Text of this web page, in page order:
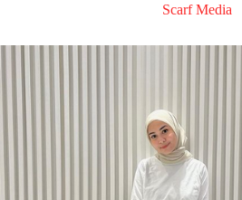
Scarf Media